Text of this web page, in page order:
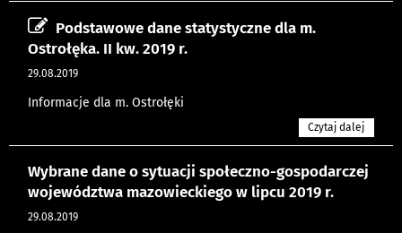
Podstawowe dane statystyczne dla m.
Ostrołęka. II kw. 2019 r.
29.08.2019
Informacje dla m. Ostrołęki
Czytaj dalej
Wybrane dane o sytuacji społeczno-gospodarczej
województwa mazowieckiego w lipcu 2019 r.
29.08.2019